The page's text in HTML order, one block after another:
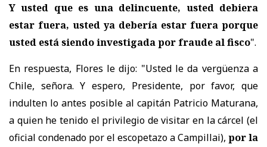
Y usted que es una delincuente, usted debiera
estar fuera, usted ya debería estar fuera porque
usted está siendo investigada por fraude al fisco".
En respuesta, Flores le dijo: "Usted le da vergüenza a
Chile, señora. Y espero, Presidente, por favor, que
indulten lo antes posible al capitán Patricio Maturana,
a quien he tenido el privilegio de visitar en la cárcel (el
oficial condenado por el escopetazo a Campillai), por la